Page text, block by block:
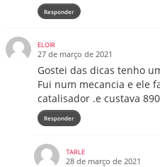
Responder
ELOIR
27 de março de 2021
Gostei das dicas tenho
Fui num mecancia e ele
catalisador .e custava
Responder
TARLE
28 de março de 2021